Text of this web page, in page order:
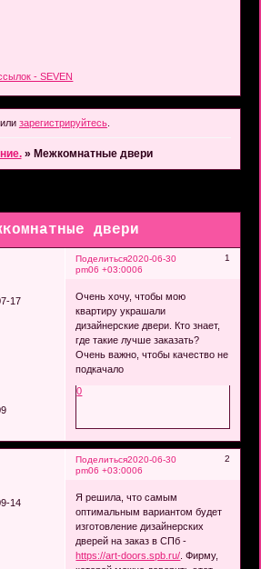
зарегистрируйтесь.
» Межкомнатные двери
двери
Поделиться 1
2020-06-30
pm06 +03:0006
17
Очень хочу, чтобы мою
квартиру украшали
дизайнерские двери. Кто знает,
где такие лучше заказать?
Очень важно, чтобы качество не
подкачало
0
Поделиться 2
2020-06-30
pm06 +03:0006
14
Я решила, что самым
оптимальным вариантом будет
изготовление дизайнерских
дверей на заказ в СПб -
https://art-doors.spb.ru/ . Фирму,